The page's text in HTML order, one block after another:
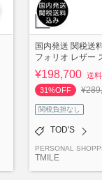
国内発送 関税送
フォリオ レザー
¥198,700 送
31%OFF
関税負担なし
TOD'S
PERSONAL
TMILE